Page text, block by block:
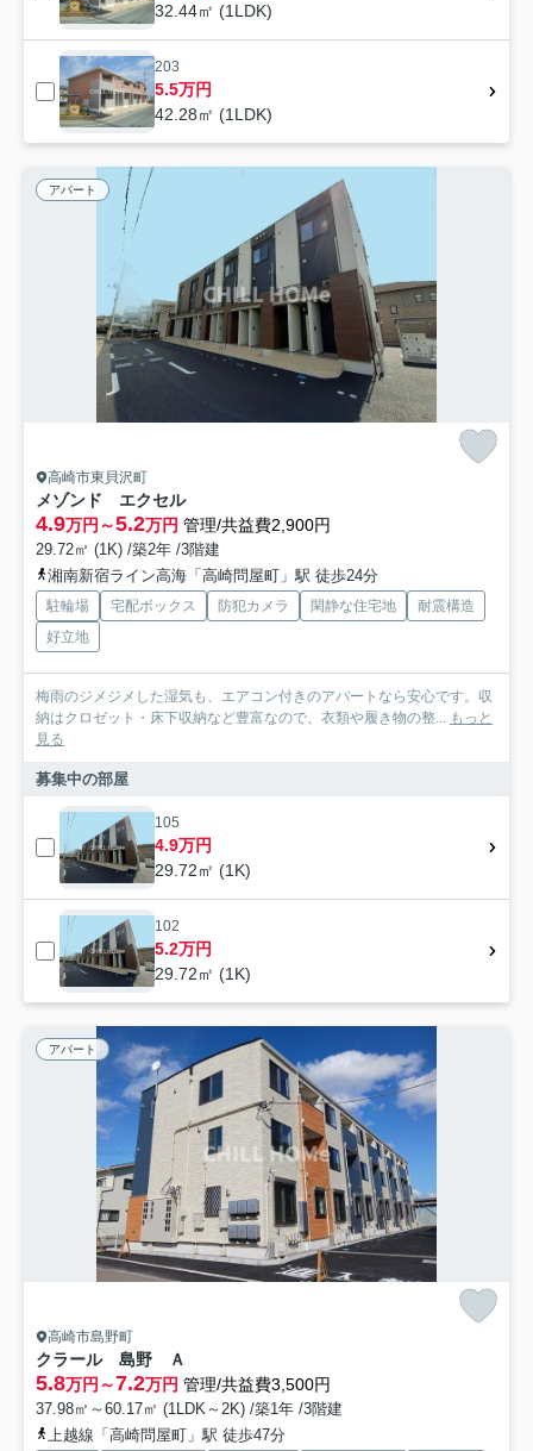
32.44㎡ (1LDK)
203
5.5万円
42.28㎡ (1LDK)
アパート
高崎市東貝沢町
メゾンド エクセル
4.9万円～5.2万円 管理/共益費2,900円
29.72㎡ (1K) /築2年 /3階建
湘南新宿ライン高海「高崎問屋町」駅 徒歩24分
駐輪場 宅配ボックス 防犯カメラ 閑静な住宅地
耐震構造
好立地
梅雨のジメジメした湿気も、エアコン付きのアパートなら安心です。収
納はクロゼット・床下収納など豊富なので、衣類や履き物の整... もっと
見る
募集中の部屋
105
4.9万円
29.72㎡ (1K)
102
5.2万円
29.72㎡ (1K)
アパート
高崎市島野町
クラール 島野 Ａ
5.8万円～7.2万円 管理/共益費3,500円
37.98㎡～60.17㎡ (1LDK～2K) /築1年 /3階建
上越線「高崎問屋町」駅 徒歩47分